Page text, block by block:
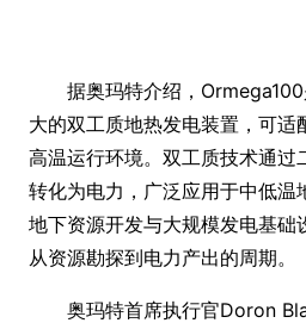
据奥玛特介绍，
大的双工质地热发电装置，可适
高温运行环境。双工质技术通过
转化为电力，广泛应用于中低温
地下资源开发与大规模发电基础
从资源勘探到电力产出的周期。
奥玛特首席执行官Doron